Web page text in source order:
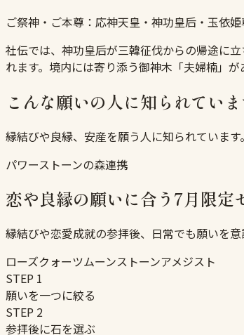
ご祭神・ご本尊： 応神天皇・神功皇后・玉依
社伝では、神功皇后が三韓征伐からの帰途に
れます。境内には寄り添う御神木「夫婦楠」
こんな願いの人に知られてい
縁結びや良縁、安産を願う人に知られています。
パワーストーンの森連携
恋や良縁の願いに合う7月限定
縁結びや恋愛成就の参拝後、日常でも願いを
ローズクォーツムーンストーンアメジスト
STEP 1
願いを一つに絞る
STEP 2
参拝後に石を選ぶ